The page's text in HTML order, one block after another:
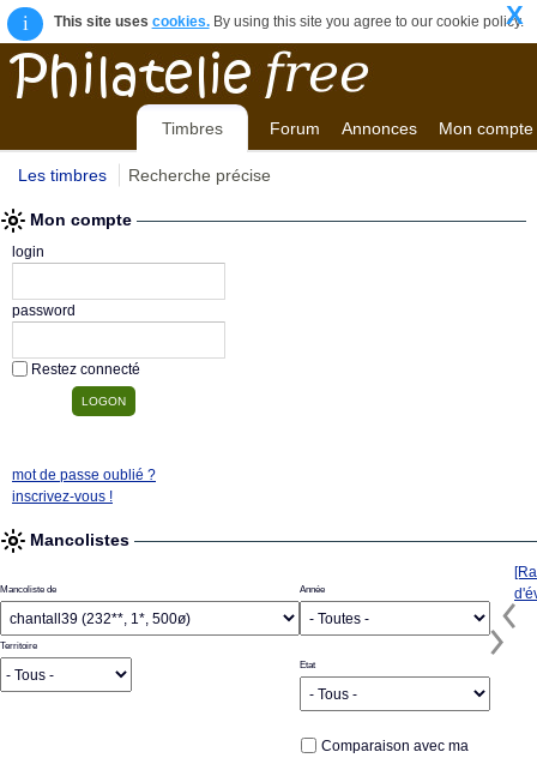
i This site uses cookies.By using this site you agree to our cookie policy.
X
Timbres Forum Annonces Mon compte
Les timbres Recherche précise
Mon compte
login
password
Restez connecté
mot de passe oublié ?
inscrivez-vous !
Mancolistes
Mancoliste de
Territoire
Année
Etat
Comparaison avec ma